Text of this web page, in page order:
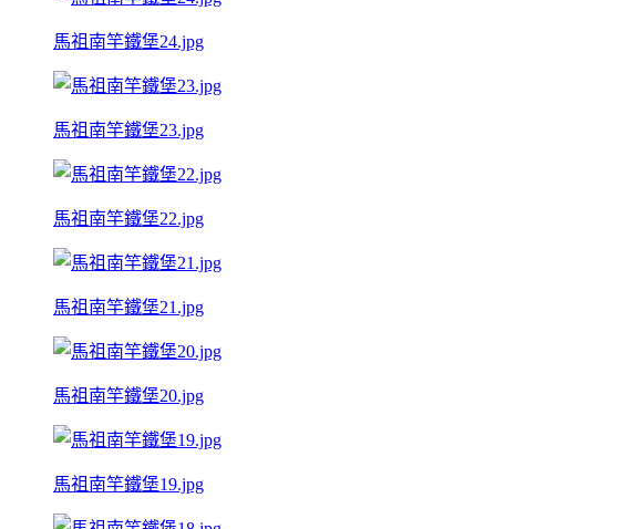
馬祖南竿鐵堡24.jpg
馬祖南竿鐵堡23.jpg
馬祖南竿鐵堡22.jpg
馬祖南竿鐵堡21.jpg
馬祖南竿鐵堡20.jpg
馬祖南竿鐵堡19.jpg